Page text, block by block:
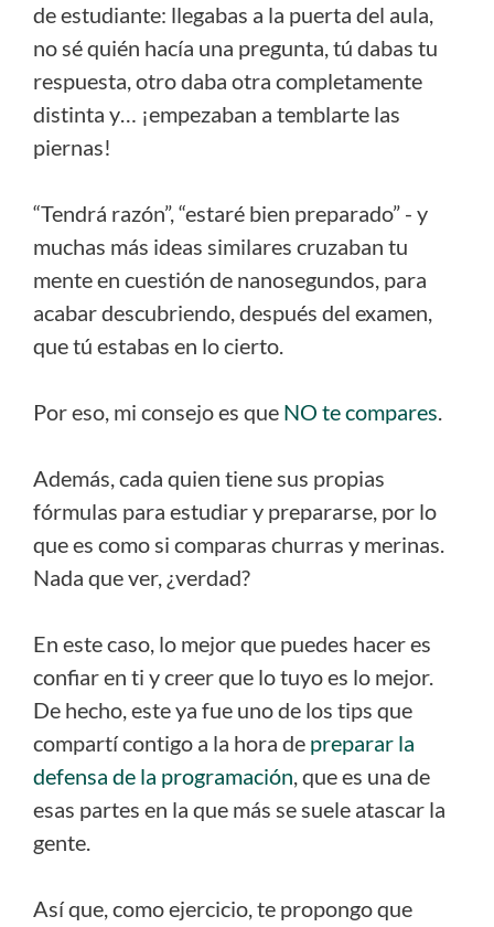
de estudiante: llegabas a la puerta del aula,
no sé quién hacía una pregunta, tú dabas tu
respuesta, otro daba otra completamente
distinta y… ¡empezaban a temblarte las
piernas!
“Tendrá razón”, “estaré bien preparado” - y
muchas más ideas similares cruzaban tu
mente en cuestión de nanosegundos, para
acabar descubriendo, después del examen,
que tú estabas en lo cierto.
Por eso, mi consejo es que NO te compares.
Además, cada quien tiene sus propias
fórmulas para estudiar y prepararse, por lo
que es como si comparas churras y merinas.
Nada que ver, ¿verdad?
En este caso, lo mejor que puedes hacer es
confiar en ti y creer que lo tuyo es lo mejor.
De hecho, este ya fue uno de los tips que
compartí contigo a la hora de preparar la
defensa de la programación, que es una de
esas partes en la que más se suele atascar la
gente.
Así que, como ejercicio, te propongo que